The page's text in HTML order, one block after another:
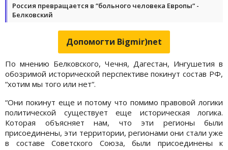
Россия превращается в “больного человека Европы“ -
Белковский
Допомогти Bigmir)net
По мнению Белковского, Чечня, Дагестан, Ингушетия в
обозримой исторической перспективе покинут состав РФ,
“хотим мы того или нет“.
“Они покинут еще и потому что помимо правовой логики
политической существует еще историческая логика.
Которая объясняет нам, что эти регионы были
присоединены, эти территории, регионами они стали уже
в составе Советского Союза, были присоединены к